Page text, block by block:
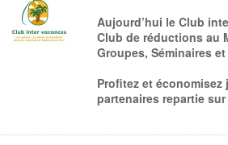
Aujourd’hui le Club
Club de réductions au
Groupes, Séminaires
Profitez et économisez
partenaires repartie